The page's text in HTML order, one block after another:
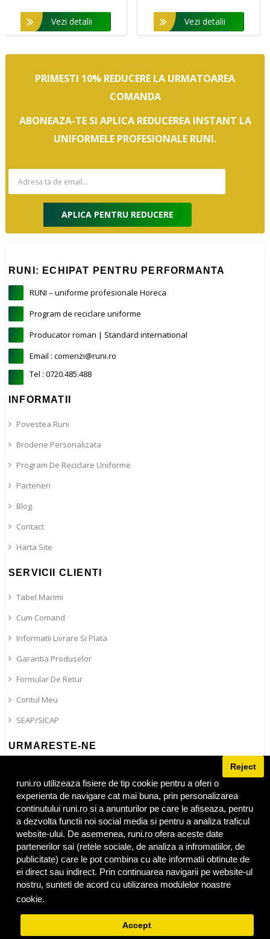
runi.ro utilizeaza fisiere de tip cookie pentru a oferi o
experienta de navigare cat mai buna, prin personalizarea
continutului runi.ro si a anunturilor pe care le afiseaza, pentru
a dezvolta functii noi social media si pentru a analiza traficul
website-ului. De asemenea, runi.ro ofera aceste date
partenerilor sai (retele sociale, de analiza a infromatiilor, de
publicitate) care le pot combina cu alte informatii obtinute de
ei direct sau indirect. Prin continuarea navigarii pe website-ul
nostru, sunteti de acord cu utilizarea modulelor noastre
cookie.
Reject
Accept
Vezi detalii Vezi detalii
PRIMESTI 10% REDUCERE LA URMATOAREA
COMANDA
ABONEAZA-TE SI APLICA REDUCEREA INSTANT LA
UNIFORMELE PROFESIONALE RUNI.
APLICA PENTRU REDUCERE
RUNI: ECHIPAT PENTRU PERFORMANTA
RUNI – uniforme profesionale Horeca
Program de reciclare uniforme
Producator roman | Standard international
Email : comenzi@runi.ro
Tel : 0720.485.488
INFORMATII
Povestea Runi
Broderie Personalizata
Program De Reciclare Uniforme
Parteneri
Blog
Contact
Harta Site
SERVICII CLIENTI
Tabel Marimi
Cum Comand
Informatii Livrare Si Plata
Garantia Produselor
Formular De Retur
Contul Meu
SEAP/SICAP
URMARESTE-NE
Facebook
Instagram
Tiktok
Adresa runi.ro:Bulevardul 1 Mai nr 86,Craiova,Dolj,200326Tel:
0720.485.488© 2019. RUNI Nr. R.C.: J16/2121/2019, C.U.I.:
Termeni si Conditii
Suna WhatsApp